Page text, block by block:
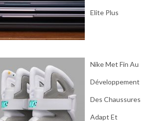
Elite Plus
Nike Met Fin Au
Développement
Des Chaussures
Adapt Et